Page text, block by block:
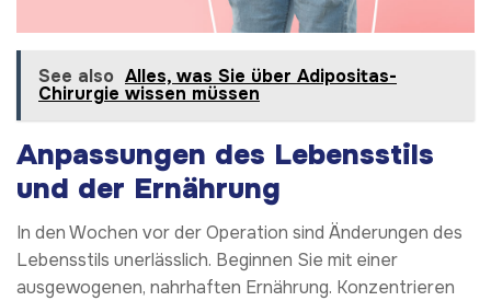
See also Alles, was Sie über Adipositas-
Chirurgie wissen müssen
Anpassungen des Lebensstils
und der Ernährung
In den Wochen vor der Operation sind Änderungen des
Lebensstils unerlässlich. Beginnen Sie mit einer
ausgewogenen, nahrhaften Ernährung. Konzentrieren